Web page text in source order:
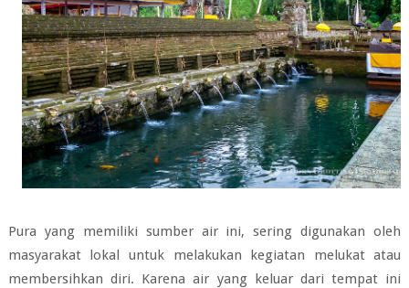
Pura yang memiliki sumber air ini, sering digunakan oleh
masyarakat lokal untuk melakukan kegiatan melukat atau
membersihkan diri. Karena air yang keluar dari tempat ini